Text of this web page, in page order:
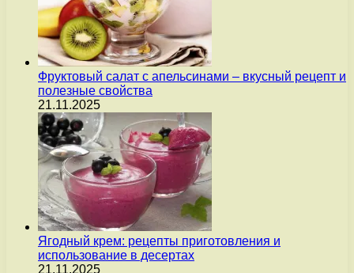
Фруктовый салат с апельсинами – вкусный рецепт и
полезные свойства
21.11.2025
Ягодный крем: рецепты приготовления и
использование в десертах
21.11.2025